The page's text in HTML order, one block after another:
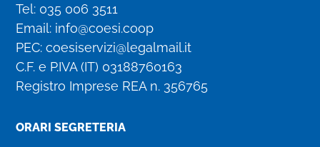
Tel: 035 006 3511
Email: info@coesi.coop
PEC:coesiservizi@legalmail.it
C.F. e P.IVA (IT) 03188760163
Registro Imprese REA n. 356765
ORARI SEGRETERIA